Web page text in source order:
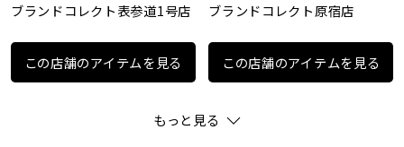
ブランドコレクト表参道1号店
この店舗のアイテムを見る
ブランドコレクト原宿店
この店舗のアイテムを見る
もっと見る